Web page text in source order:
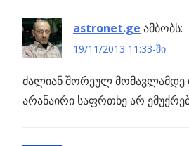
astronet.ge ამბობს:
19/11/2013 11:33-ში
ძალიან შორეულ მომავლამდე
არანაირი საფრთხე არ